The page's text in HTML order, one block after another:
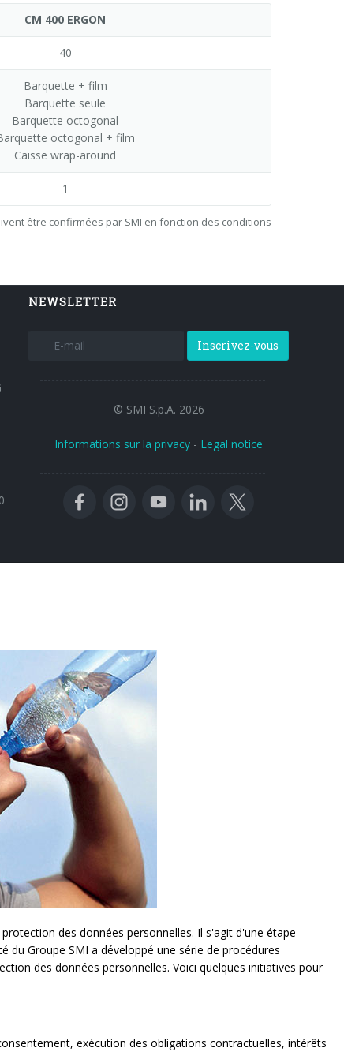
CM 400 ERGON
40
Barquette + film
Barquette seule
Barquette octogonal
octogonal + film
Caisse wrap-around
1
être confirmées par SMI en fonction des conditions
NEWSLETTER
Inscrivez-vous
© SMI S.p.A. 2026
Informations sur la privacy - Legal notice
des données personnelles. Il s'agit d'une étape
du Groupe SMI a développé une série de procédures
des données personnelles. Voici quelques initiatives pour
exécution des obligations contractuelles, intérêts